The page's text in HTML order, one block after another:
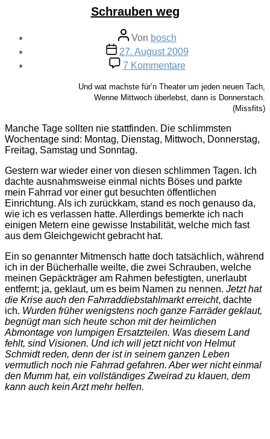
Schrauben weg
Beitragsautor
Von bosch
Veröffentlichungsdatum
27. August 2009
7 Kommentarezu
Schrauben
weg
Und wat machste für’n Theater um jeden neuen Tach,
Wenne Mittwoch überlebst, dann is Donnerstach.
(Missfits)
Manche Tage sollten nie stattfinden. Die schlimmsten
Wochentage sind: Montag, Dienstag, Mittwoch, Donnerstag,
Freitag, Samstag und Sonntag.
Gestern war wieder einer von diesen schlimmen Tagen. Ich
dachte ausnahmsweise einmal nichts Böses und parkte
mein Fahrrad vor einer gut besuchten öffentlichen
Einrichtung. Als ich zurückkam, stand es noch genauso da,
wie ich es verlassen hatte. Allerdings bemerkte ich nach
einigen Metern eine gewisse Instabilität, welche mich fast
aus dem Gleichgewicht gebracht hat.
Ein so genannter Mitmensch hatte doch tatsächlich, während
ich in der Bücherhalle weilte, die zwei Schrauben, welche
meinen Gepäckträger am Rahmen befestigten, unerlaubt
entfernt; ja, geklaut, um es beim Namen zu nennen. Jetzt hat
die Krise auch den Fahrraddiebstahlmarkt erreicht, dachte
ich. Wurden früher wenigstens noch ganze Farräder geklaut,
begnügt man sich heute schon mit der heimlichen
Abmontage von lumpigen Ersatzteilen. Was diesem Land
fehlt, sind Visionen. Und ich will jetzt nicht von Helmut
Schmidt reden, denn der ist in seinem ganzen Leben
vermutlich noch nie Fahrrad gefahren. Aber wer nicht einmal
den Mumm hat, ein vollständiges Zweirad zu klauen, dem
kann auch kein Arzt mehr helfen.